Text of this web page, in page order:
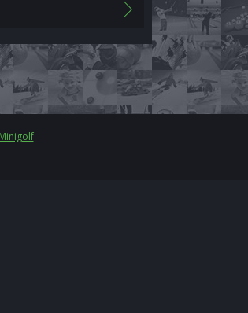
Minigolf